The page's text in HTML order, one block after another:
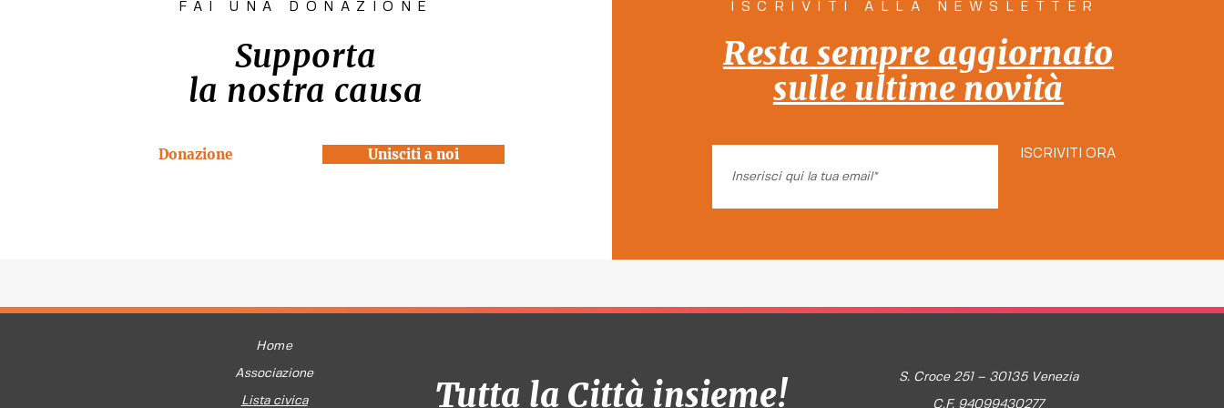
FAI UNA DONAZIONE
Supporta
la nostra causa
Donazione Unisciti a noi
ISCRIVITI ALLA NEWSLETTER
Resta sempre aggiornato
sulle ultime novità
ISCRIVITI ORA
Home
Associazione
Lista civica Tutta la Città insieme! S. Croce 251 – 30135 Venezia
C.F. 94099430277